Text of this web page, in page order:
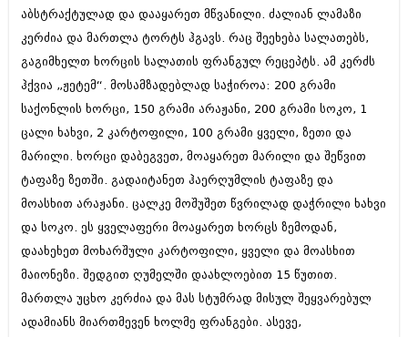
იანვარი 2013 (334)
ნოემბერი 2012 (295)
ოქტომბერი 2012 (350)
სექტემბერი 2012 (264)
ივლისი 2012 (322)
ივნისი 2012 (282)
მაისი 2012 (240)
აპრილი 2012 (294)
მარტი 2012 (259)
თებერვალი 2012 (376)
იანვარი 2012 (322)
ნოემბერი 2011 (471)
სექტემბერი 2011 (407)
აგვისტო 2011 (249)
ივლისი 2011 (400)
აბსტრაქტულად და დააყარეთ მწვანილი. ძალიან ლამაზი
კერძია და მართლა ტორტს ჰგავს. რაც შეეხება სალათებს,
გაგიმხელთ ხორცის სალათის ფრანგულ რეცეპტს. ამ კერძს
ჰქვია „ჟეტემ“. მოსამზადებლად საჭიროა: 200 გრამი
საქონლის ხორცი, 150 გრამი არაჟანი, 200 გრამი სოკო, 1
ცალი ხახვი, 2 კარტოფილი, 100 გრამი ყველი, ზეთი და
მარილი. ხორცი დაბეგვეთ, მოაყარეთ მარილი და შეწვით
ტაფაზე ზეთში. გადაიტანეთ ჰაერღუმლის ტაფაზე და
მოასხით არაჟანი. ცალკე მოშუშეთ წვრილად დაჭრილი ხახვი
და სოკო. ეს ყველაფერი მოაყარეთ ხორცს ზემოდან,
დაახეხეთ მოხარშული კარტოფილი, ყველი და მოასხით
მაიონეზი. შედგით ღუმელში დაახლოებით 15 წუთით.
მართლა უცხო კერძია და მას სტუმრად მისულ შეყვარებულ
ადამიანს მიართმევენ ხოლმე ფრანგები. ასევე,